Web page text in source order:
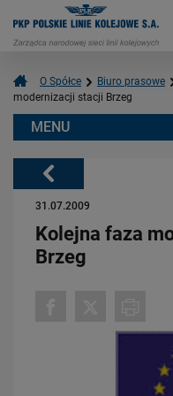
O Spółce Biuro prasowe
modernizacji stacji Brzeg
Powrót
31.07.2009
Kolejna faza
Brzeg
MENU
Budujemy nowoczesną kolej